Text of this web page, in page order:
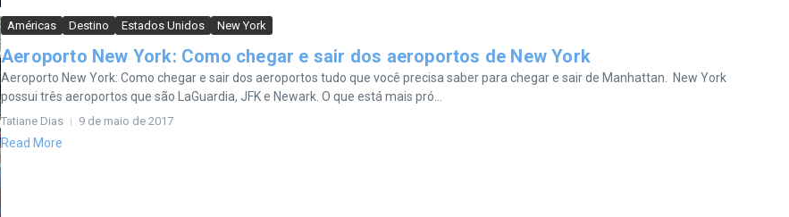
Américas Destino Estados Unidos New York
Aeroporto New York: Como chegar e sair dos aeroportos de New York
Aeroporto New York: Como chegar e sair dos aeroportos tudo que você precisa saber para chegar e sair de Manhattan. New York
possui três aeroportos que são LaGuardia, JFK e Newark. O que está mais pró...
Tatiane Dias 9 de maio de 2017
Read More